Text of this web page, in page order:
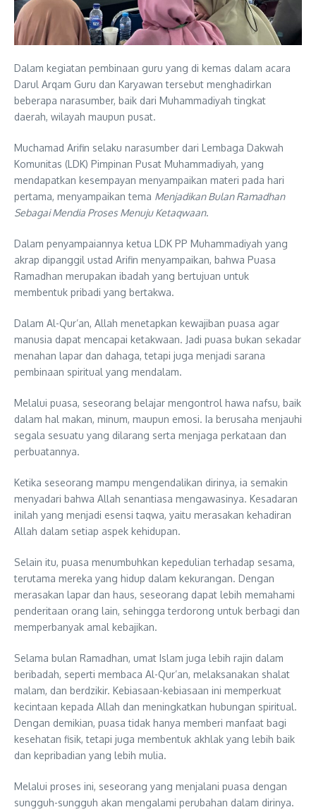
Dalam kegiatan pembinaan guru yang di kemas dalam acara
Darul Arqam Guru dan Karyawan tersebut menghadirkan
beberapa narasumber, baik dari Muhammadiyah tingkat
daerah, wilayah maupun pusat.
Muchamad Arifin selaku narasumber dari Lembaga Dakwah
Komunitas (LDK) Pimpinan Pusat Muhammadiyah, yang
mendapatkan kesempayan menyampaikan materi pada hari
pertama, menyampaikan tema Menjadikan Bulan Ramadhan
Sebagai Mendia Proses Menuju Ketaqwaan.
Dalam penyampaiannya ketua LDK PP Muhammadiyah yang
akrap dipanggil ustad Arifin menyampaikan, bahwa Puasa
Ramadhan merupakan ibadah yang bertujuan untuk
membentuk pribadi yang bertakwa.
Dalam Al-Qur’an, Allah menetapkan kewajiban puasa agar
manusia dapat mencapai ketakwaan. Jadi puasa bukan sekadar
menahan lapar dan dahaga, tetapi juga menjadi sarana
pembinaan spiritual yang mendalam.
Melalui puasa, seseorang belajar mengontrol hawa nafsu, baik
dalam hal makan, minum, maupun emosi. Ia berusaha menjauhi
segala sesuatu yang dilarang serta menjaga perkataan dan
perbuatannya.
Ketika seseorang mampu mengendalikan dirinya, ia semakin
menyadari bahwa Allah senantiasa mengawasinya. Kesadaran
inilah yang menjadi esensi taqwa, yaitu merasakan kehadiran
Allah dalam setiap aspek kehidupan.
Selain itu, puasa menumbuhkan kepedulian terhadap sesama,
terutama mereka yang hidup dalam kekurangan. Dengan
merasakan lapar dan haus, seseorang dapat lebih memahami
penderitaan orang lain, sehingga terdorong untuk berbagi dan
memperbanyak amal kebajikan.
Selama bulan Ramadhan, umat Islam juga lebih rajin dalam
beribadah, seperti membaca Al-Qur’an, melaksanakan shalat
malam, dan berdzikir. Kebiasaan-kebiasaan ini memperkuat
kecintaan kepada Allah dan meningkatkan hubungan spiritual.
Dengan demikian, puasa tidak hanya memberi manfaat bagi
kesehatan fisik, tetapi juga membentuk akhlak yang lebih baik
dan kepribadian yang lebih mulia.
Melalui proses ini, seseorang yang menjalani puasa dengan
sungguh-sungguh akan mengalami perubahan dalam dirinya.